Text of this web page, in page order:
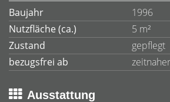
Baujahr
1996
Nutzfläche (ca.)
5 m²
Zustand
gepflegt
bezugsfrei ab
Ausstattung